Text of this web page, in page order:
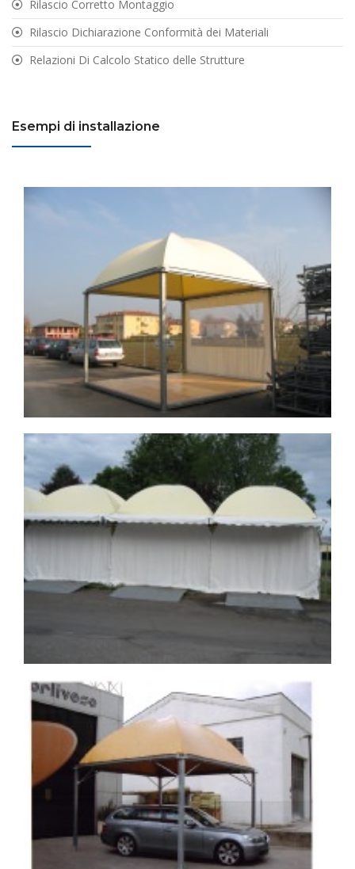
Rilascio Corretto Montaggio
Rilascio Dichiarazione Conformità dei Materiali
Relazioni Di Calcolo Statico delle Strutture
Esempi di installazione